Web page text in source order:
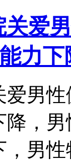
爱
力下
爱男
，
，男